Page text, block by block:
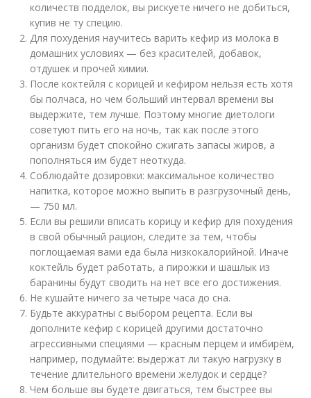
количеств подделок, вы рискуете ничего не добиться,
купив не ту специю.
Для похудения научитесь варить кефир из молока в
домашних условиях — без красителей, добавок,
отдушек и прочей химии.
После коктейля с корицей и кефиром нельзя есть хотя
бы полчаса, но чем больший интервал времени вы
выдержите, тем лучше. Поэтому многие диетологи
советуют пить его на ночь, так как после этого
организм будет спокойно сжигать запасы жиров, а
пополняться им будет неоткуда.
Соблюдайте дозировки: максимальное количество
напитка, которое можно выпить в разгрузочный день,
— 750 мл.
Если вы решили вписать корицу и кефир для похудения
в свой обычный рацион, следите за тем, чтобы
поглощаемая вами еда была низкокалорийной. Иначе
коктейль будет работать, а пирожки и шашлык из
баранины будут сводить на нет все его достижения.
Не кушайте ничего за четыре часа до сна.
Будьте аккуратны с выбором рецепта. Если вы
дополните кефир с корицей другими достаточно
агрессивными специями — красным перцем и имбирём,
например, подумайте: выдержат ли такую нагрузку в
течение длительного времени желудок и сердце?
Чем больше вы будете двигаться, тем быстрее вы